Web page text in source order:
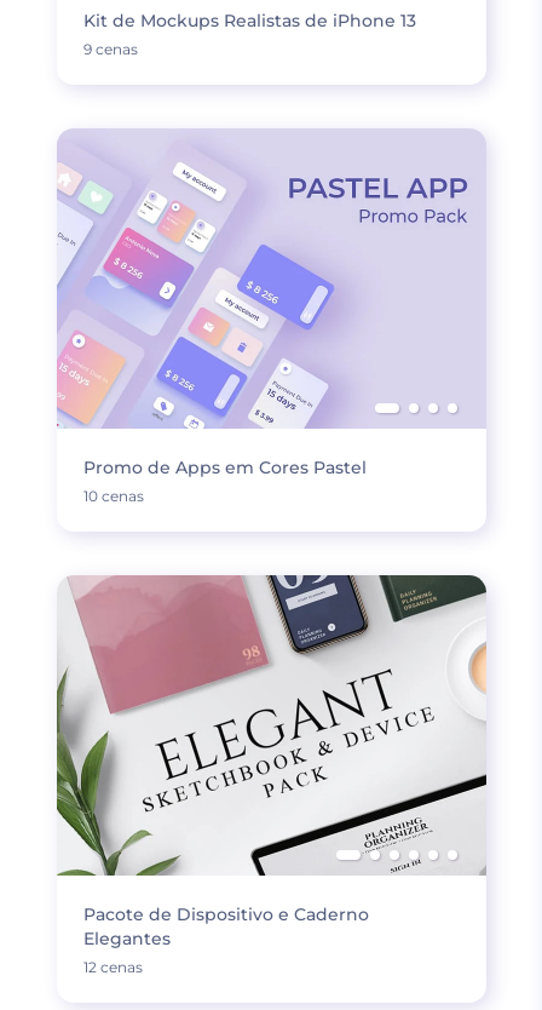
Kit de Mockups Realistas de iPhone 13
9 cenas
Promo de Apps em Cores Pastel
10 cenas
Pacote de Dispositivo e Caderno
Elegantes
12 cenas